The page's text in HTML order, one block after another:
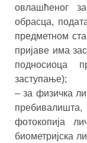
овлашћеног
обрасца,
предметном
пријаве има
подносиоца
заступање);
– за физичка
фотокопија
биометријска